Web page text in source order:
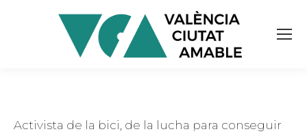
Activista de la bici, de la lucha para conseguir